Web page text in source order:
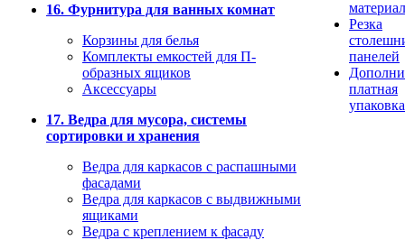
16. Фурнитура для ванных комнат
Корзины для белья
Комплекты емкостей для П-
образных ящиков
Аксессуары
17. Ведра для мусора, системы
сортировки и хранения
Ведра для каркасов с распашными
фасадами
Ведра для каркасов с выдвижными
ящиками
Ведра с креплением к фасаду
Резка
панелей
платная
упаковка